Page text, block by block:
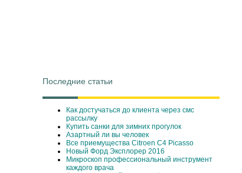
Последние статьи
Как достучаться до клиента через смс
рассылку
Купить санки для зимних прогулок
Азартный ли вы человек
Все приемущества Сitroen C4 Picasso
Новый Форд Эксплорер 2016
Микроскоп профессиональный инструмент
каждого врача